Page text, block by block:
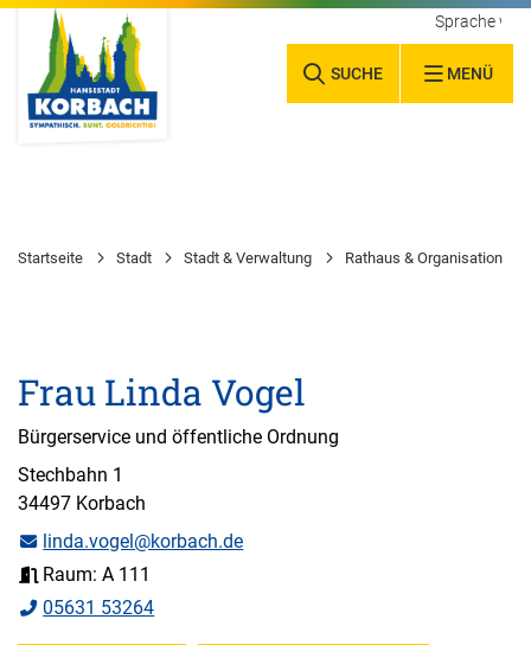
SUCHE MENÜ
Sprache
Startseite Stadt Stadt & Verwaltung Rathaus & Organisation
Frau Linda Vogel
Bürgerservice und öffentliche Ordnung
Stechbahn 1
34497 Korbach
linda.vogel@korbach.de
Raum: A 111
05631 53264